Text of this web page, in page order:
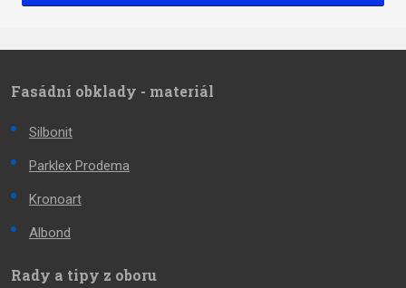
Fasádní obklady - materiál
Silbonit
Parklex Prodema
Kronoart
Albond
Rady a tipy z oboru